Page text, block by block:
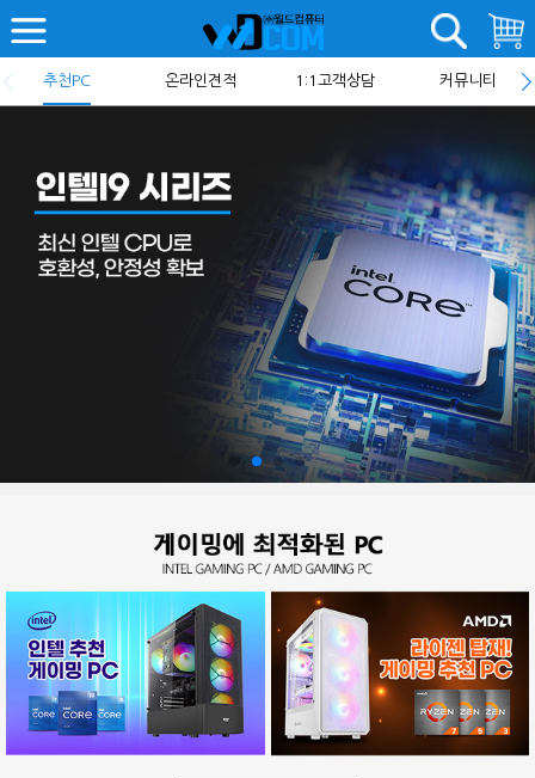
추천PC 온라인견적 1:1고객상담 커뮤니티